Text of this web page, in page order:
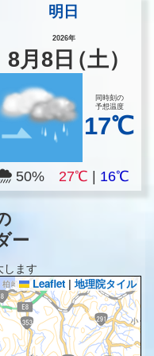
明日
2026年
8月8 日（土）
同時刻の
予想温度
17℃
50%27℃ 16℃
ー
します
Leaflet | 地理院タイル